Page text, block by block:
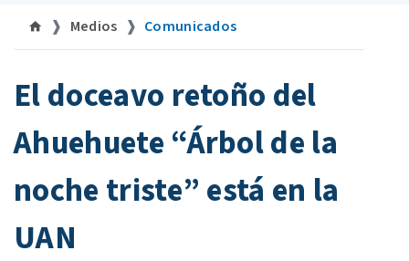
Medios Comunicados
El doceavo retoño del
Ahuehuete “Árbol de la
noche triste” está en la
UAN